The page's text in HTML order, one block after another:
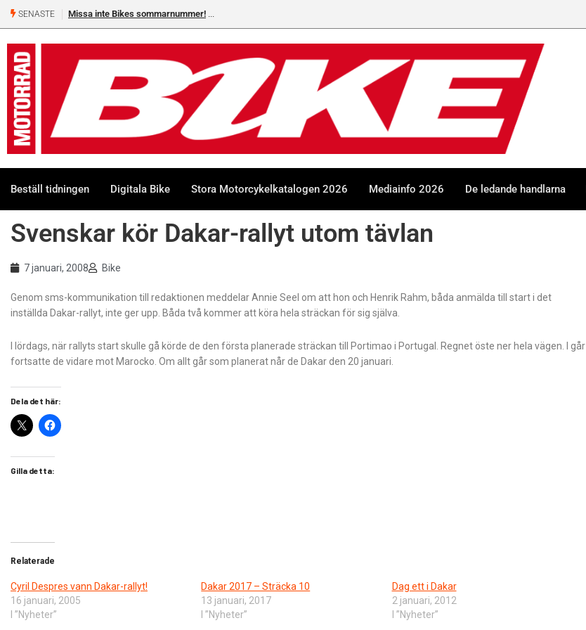
SENASTE Missa inte Bikes sommarnummer!
Beställ tidningen Digitala Bike Stora Motorcykelkatalogen 2026 Mediainfo 2026 De ledande handlarna
Svenskar kör Dakar-rallyt utom tävlan
7 januari, 2008 Bike
Genom sms-kommunikation till redaktionen meddelar Annie Seel om att hon och Henrik Rahm, båda anmälda till start i det
inställda Dakar-rallyt, inte ger upp. Båda två kommer att köra hela sträckan för sig själva.
I lördags, när rallyts start skulle gå körde de den första planerade sträckan till Portimao i Portugal. Regnet öste ner hela vägen. I går
fortsatte de vidare mot Marocko. Om allt går som planerat når de Dakar den 20 januari.
Dela det här:
Gilla detta:
Relaterade
Cyril Despres vann Dakar-rallyt!
16 januari, 2005
I ”Nyheter”
Dakar 2017 – Sträcka 10
13 januari, 2017
I ”Nyheter”
Dag ett i Dakar
2 januari, 2012
I ”Nyheter”